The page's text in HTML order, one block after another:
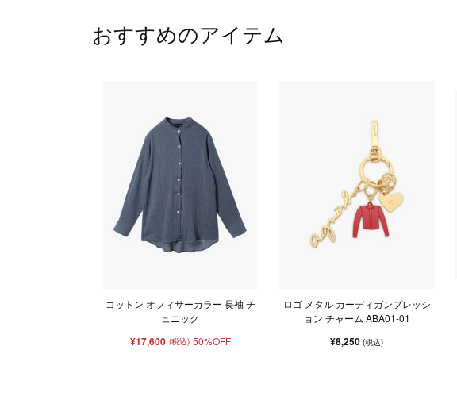
おすすめのアイテム
コットン オフィサーカラー 長袖 チ
ュニック
¥17,600 (税込) 50%OFF
ロゴ メタル カーディガンプレッシ
ョン チャーム ABA01-01
¥8,250(税込)